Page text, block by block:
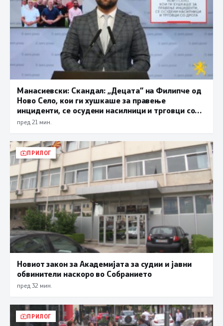
Манасиевски: Скандал: „Децата“ на Филипче од
Ново Село, кои ги хушкаше за правење
инциденти, се осудени насилници и трговци со
дрога
пред 21 мин.
ПРИЛОГ
Новиот закон за Академијата за судии и јавни
обвинители наскоро во Собранието
пред 32 мин.
ПРИЛОГ